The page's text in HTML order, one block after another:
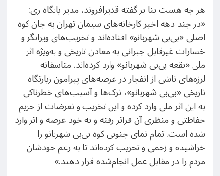
هر چه هست بنا بر گفته قدیرافروند، مدیر پایگاه ری:
«در چند دهه اخیر کارخانه‌های سیمان تهران به جان کوه
اصلی «بی‌بی شهربانو» افتاده‌اند و تخریب‌های ویرانگر و
خسارات غیرقابل جبرانی به معادن تاریخی و به‌ویژه اثر
ملی «بقعه بی‌بی شهربانو» وارد کرده‌اند. متاسفانه
لرزه‌های ناشی از انفجار در عرصه‌های پیرامون زیارتگاه
تاریخی «بی‌بی شهربانو»، ترک‌ها و آسیب‌های خطرناکی
به این اثر ملی وارد کرده و این تخریب و تعرضات از حریم
حفاظتی و منظری آن فراتر رفته و به خود عرصه و اثر وارد
شده است. تمام نمای جنوبی کوه بی‌بی شهربانو را
خراشیده و زخمی و تخریب کرده‌اند تا به زعم خودشان
مردم را در مقابل عمل انجام‌شده قرار دهند.»